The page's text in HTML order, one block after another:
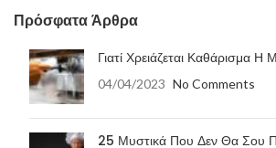
Πρόσφατα Άρθρα
Γιατί Χρειάζεται Καθάρισμα
04/04/2023 No Comments
25 Μυστικά Που Δεν Θα Σου